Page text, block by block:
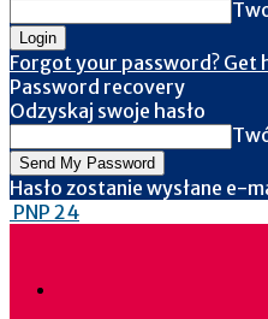
Forgot your password? Get
Password recovery
Odzyskaj swoje hasło
Hasło zostanie wysłane e-
PNP 24